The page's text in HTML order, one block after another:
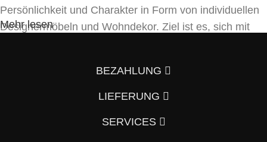
Persönlichkeit und Charakter in Form von individuellen
Designermöbeln und Wohndekor. Ziel ist es, sich mit
von der Masse abzuheben.
Vorzimmer, Wohnzimmer, Schlafzimmer, Badezimmer
Mehr lesen
BEZAHLUNG
LIEFERUNG
SERVICES